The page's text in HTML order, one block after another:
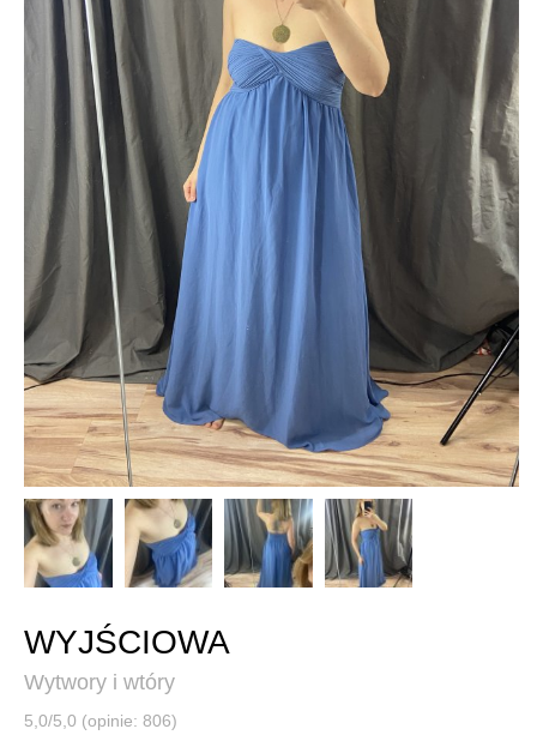
WYJŚCIOWA
Wytwory i wtóry
5,0/5,0 (opinie: 806)